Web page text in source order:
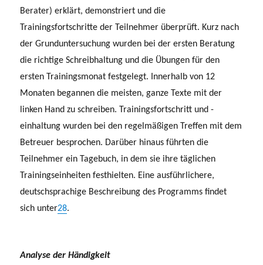
Berater) erklärt, demonstriert und die
Trainingsfortschritte der Teilnehmer überprüft. Kurz nach
der Grunduntersuchung wurden bei der ersten Beratung
die richtige Schreibhaltung und die Übungen für den
ersten Trainingsmonat festgelegt. Innerhalb von 12
Monaten begannen die meisten, ganze Texte mit der
linken Hand zu schreiben. Trainingsfortschritt und -
einhaltung wurden bei den regelmäßigen Treffen mit dem
Betreuer besprochen. Darüber hinaus führten die
Teilnehmer ein Tagebuch, in dem sie ihre täglichen
Trainingseinheiten festhielten. Eine ausführlichere,
deutschsprachige Beschreibung des Programms findet
sich unter28.
Analyse der Händigkeit